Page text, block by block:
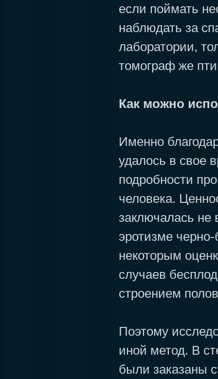
если поймать
наблюдать за
лаборатории,
томограф же
Как можно
Именно
удалось в свое
подробности
человека.
заключалась не
эротизме
некоторым
случаев
строением
Поэтому
иной метод. В
были заказаны